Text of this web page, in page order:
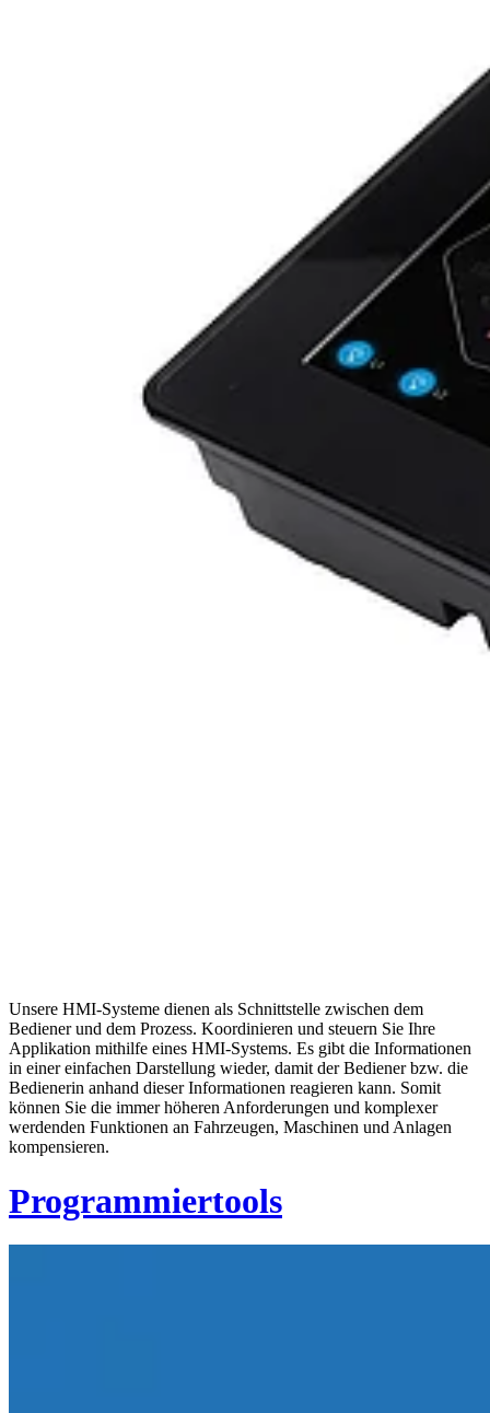
Unsere HMI-Systeme dienen als Schnittstelle zwischen dem
Bediener und dem Prozess. Koordinieren und steuern Sie Ihre
Applikation mithilfe eines HMI-Systems. Es gibt die Informationen
in einer einfachen Darstellung wieder, damit der Bediener bzw. die
Bedienerin anhand dieser Informationen reagieren kann. Somit
können Sie die immer höheren Anforderungen und komplexer
werdenden Funktionen an Fahrzeugen, Maschinen und Anlagen
kompensieren.
Programmiertools